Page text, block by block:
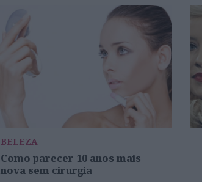
BELEZA
Como parecer 10 anos mais
nova sem cirurgia